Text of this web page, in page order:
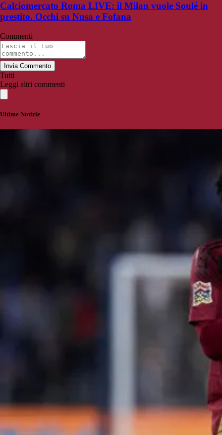
Calciomercato Roma LIVE: il Milan vuole Soulé in
prestito. Occhi su Nusa e Fofana
Commenti
Invia Commento
Tutti
Leggi altri commenti
Ultime Notizie